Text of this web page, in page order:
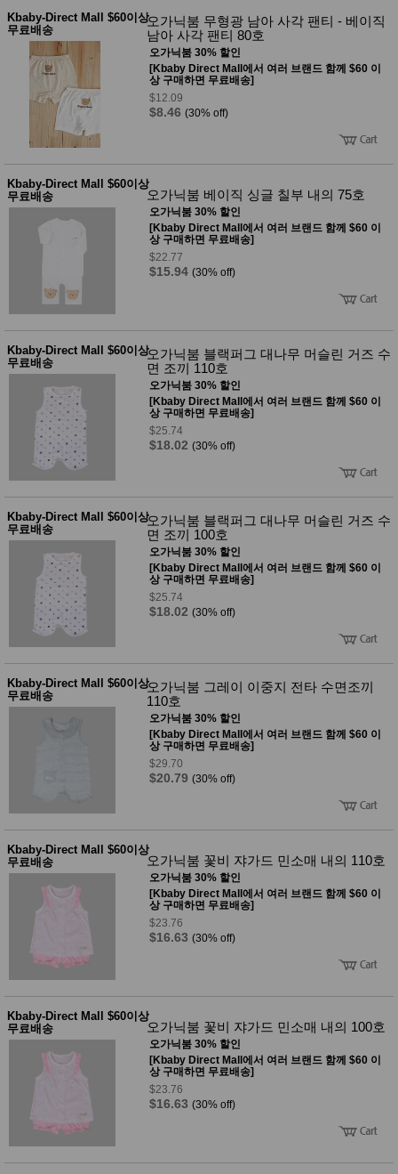
Kbaby-Direct Mall $60이상
무료배송
오가닉붐 무형광 남아 사각 팬티 - 베이직
남아 사각 팬티 80호
오가닉붐 30% 할인
[Kbaby Direct Mall에서 여러 브랜드 함께 $60 이
상 구매하면 무료배송]
$12.09
$8.46 (30% off)
Kbaby-Direct Mall $60이상
무료배송
오가닉붐 베이직 싱글 칠부 내의 75호
오가닉붐 30% 할인
[Kbaby Direct Mall에서 여러 브랜드 함께 $60 이
상 구매하면 무료배송]
$22.77
$15.94 (30% off)
Kbaby-Direct Mall $60이상
무료배송
오가닉붐 블랙퍼그 대나무 머슬린 거즈 수
면 조끼 110호
오가닉붐 30% 할인
[Kbaby Direct Mall에서 여러 브랜드 함께 $60 이
상 구매하면 무료배송]
$25.74
$18.02 (30% off)
Kbaby-Direct Mall $60이상
무료배송
오가닉붐 블랙퍼그 대나무 머슬린 거즈 수
면 조끼 100호
오가닉붐 30% 할인
[Kbaby Direct Mall에서 여러 브랜드 함께 $60 이
상 구매하면 무료배송]
$25.74
$18.02 (30% off)
Kbaby-Direct Mall $60이상
무료배송
오가닉붐 그레이 이중지 전타 수면조끼
110호
오가닉붐 30% 할인
[Kbaby Direct Mall에서 여러 브랜드 함께 $60 이
상 구매하면 무료배송]
$29.70
$20.79 (30% off)
Kbaby-Direct Mall $60이상
무료배송
오가닉붐 꽃비 쟈가드 민소매 내의 110호
오가닉붐 30% 할인
[Kbaby Direct Mall에서 여러 브랜드 함께 $60 이
상 구매하면 무료배송]
$23.76
$16.63 (30% off)
Kbaby-Direct Mall $60이상
무료배송
오가닉붐 꽃비 쟈가드 민소매 내의 100호
오가닉붐 30% 할인
[Kbaby Direct Mall에서 여러 브랜드 함께 $60 이
상 구매하면 무료배송]
$23.76
$16.63 (30% off)